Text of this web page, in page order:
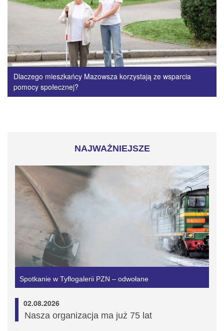
Dlaczego mieszkańcy Mazowsza korzystają ze wsparcia
pomocy społecznej?
NAJWAŻNIEJSZE
Spotkanie w Tyflogalerii PZN – odwołane
02.08.2026
Nasza organizacja ma już 75 lat